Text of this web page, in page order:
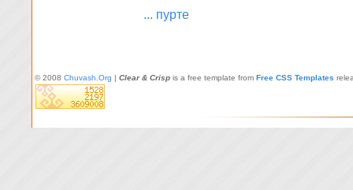
... пурте
© 2008 Chuvash.Org | Clear & Crisp is a free template from Free CSS Templates